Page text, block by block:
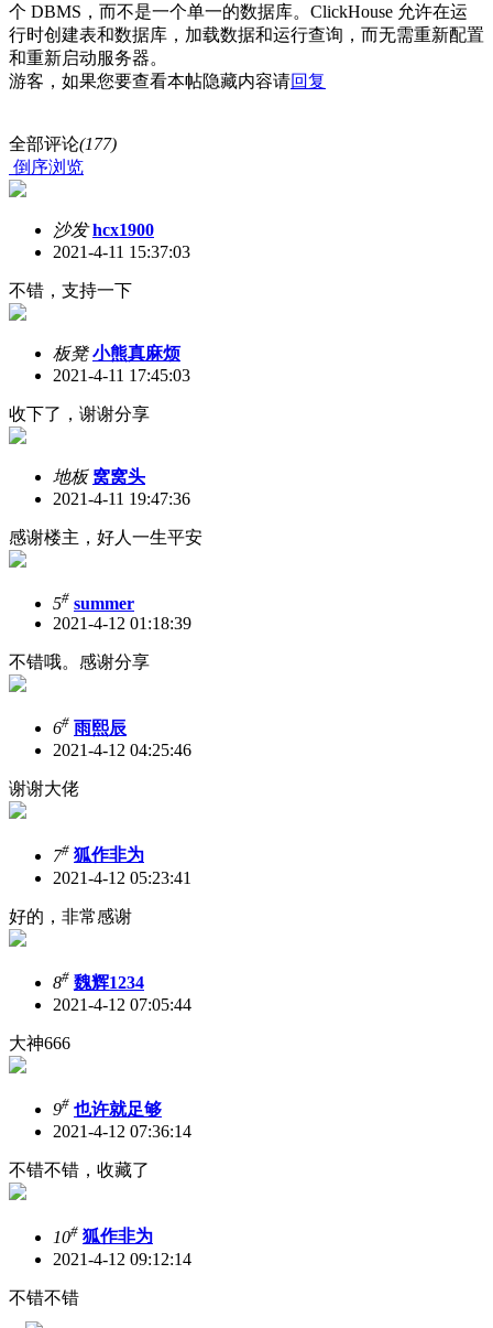
个 DBMS，而不是一个单一的数据库。ClickHouse 允许在运
行时创建表和数据库，加载数据和运行查询，而无需重新配置
和重新启动服务器。
游客，如果您要查看本帖隐藏内容请回复
全部评论(177)
倒序浏览
沙发 hcx1900
2021-4-11 15:37:03
不错，支持一下
板凳 小熊真麻烦
2021-4-11 17:45:03
收下了，谢谢分享
地板 窝窝头
2021-4-11 19:47:36
感谢楼主，好人一生平安
5# summer
2021-4-12 01:18:39
不错哦。感谢分享
6# 雨熙辰
2021-4-12 04:25:46
谢谢大佬
7# 狐作非为
2021-4-12 05:23:41
好的，非常感谢
8# 魏辉1234
2021-4-12 07:05:44
大神666
9# 也许就足够
2021-4-12 07:36:14
不错不错，收藏了
10# 狐作非为
2021-4-12 09:12:14
不错不错